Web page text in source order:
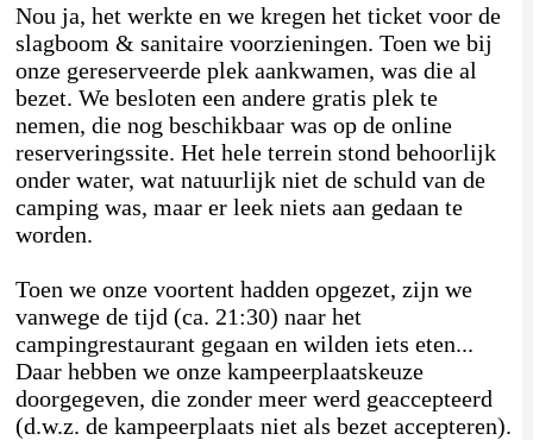
Nou ja, het werkte en we kregen het ticket voor de
slagboom & sanitaire voorzieningen. Toen we bij
onze gereserveerde plek aankwamen, was die al
bezet. We besloten een andere gratis plek te
nemen, die nog beschikbaar was op de online
reserveringssite. Het hele terrein stond behoorlijk
onder water, wat natuurlijk niet de schuld van de
camping was, maar er leek niets aan gedaan te
worden.
Toen we onze voortent hadden opgezet, zijn we
vanwege de tijd (ca. 21:30) naar het
campingrestaurant gegaan en wilden iets eten...
Daar hebben we onze kampeerplaatskeuze
doorgegeven, die zonder meer werd geaccepteerd
(d.w.z. de kampeerplaats niet als bezet accepteren).